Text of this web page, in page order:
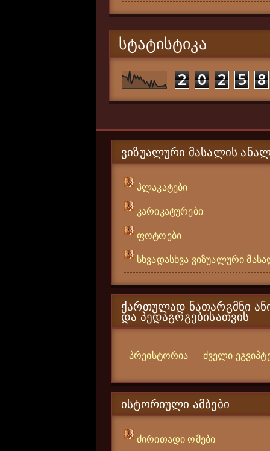
ᲡᲢᲐᲢᲘᲡᲢᲘᲙᲐ
2 0 2 5 8
ᲕᲘᲖᲣᲐᲚᲣᲠᲘ ᲛᲐᲡᲐᲚᲘᲡ
პლაკატები
კარიკატურები
ფოტოები
სხვადასხვა ვიზუალური
ᲥᲐᲠᲗᲣᲚᲐᲓ ᲜᲐᲗᲐᲠᲒᲛᲜᲘ
ᲓᲐ ᲞᲔᲓᲐᲒᲝᲒᲔᲑᲘᲡᲐᲗᲕᲘᲡ
პრეისტორია ძველი
ᲘᲡᲢᲝᲠᲘᲣᲚᲘ ᲐᲛᲑᲔᲑᲘ
ძირითადი ომები